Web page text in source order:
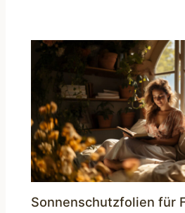
Sonnenschutzfolien für